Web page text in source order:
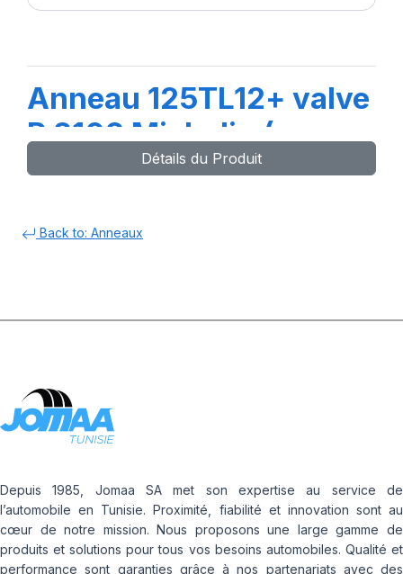
Anneau 125TL12+ valve
R 2102 Michelin (p
Détails du Produit
Back to: Anneaux
Depuis 1985, Jomaa SA met son expertise au service de
l’automobile en Tunisie. Proximité, fiabilité et innovation sont au
cœur de notre mission. Nous proposons une large gamme de
produits et solutions pour tous vos besoins automobiles. Qualité et
performance sont garanties grâce à nos partenariats avec des